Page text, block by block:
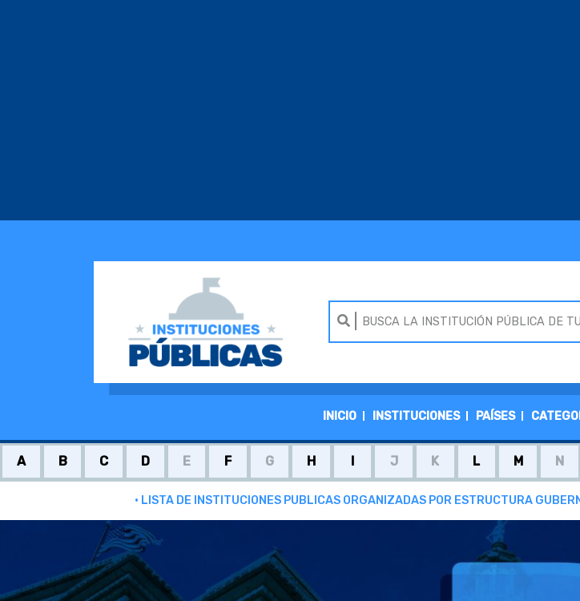
INICIO INSTITUCIONES PAÍSES
A B C D E F G H I J K L M N
• LISTA DE INSTITUCIONES PUBLICAS ORGANIZADAS POR ESTRUCTURA